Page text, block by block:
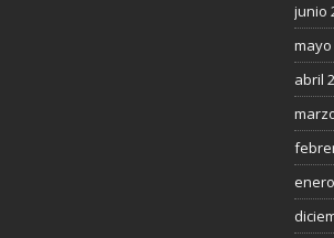
junio
mayo
abril